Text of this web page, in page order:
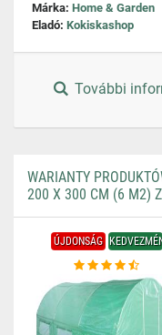
Márka: Home & Garden
Eladó: Kokiskashop
További
WARIANTY
200 X 300 CM (6 M2)
ÚJDONSÁG